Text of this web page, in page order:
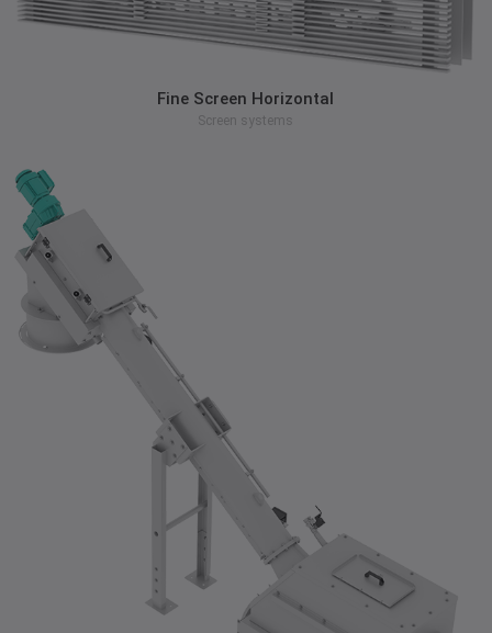
zum Produkt
Fine Screen Horizontal
Screen systems